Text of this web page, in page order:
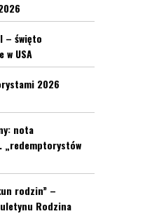
– święto
w USA
2026
nota
„redemptorystów
rodzin” –
Rodzina